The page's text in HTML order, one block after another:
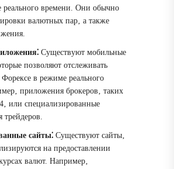
реального времени. Они обычно
валютных пар‚ а также
Существуют мобильные
позволяют отслеживать
в режиме реального
приложения брокеров‚ таких
или специализированные
трейдеров.
сайты⁚ Существуют сайты‚
на предоставлении
валют. Например‚